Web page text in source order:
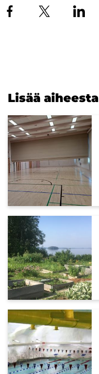
Lisää ai­hees­ta